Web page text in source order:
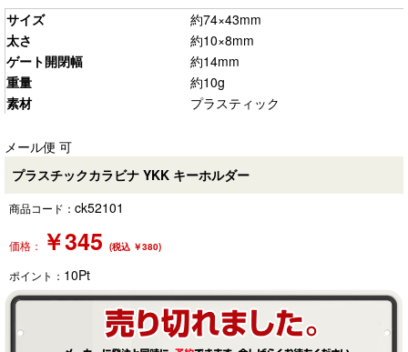
サイズ
約74×43mm
太さ
約10×8mm
ゲート開閉幅
約14mm
重量
約10g
素材
プラスティック
メール便 可
プラスチックカラビナ YKK キーホルダー
商品コード： ck52101
価格： ￥345 (税込 ￥380)
ポイント： 10Pt